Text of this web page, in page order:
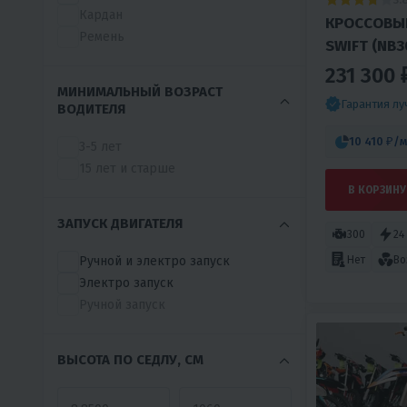
KOSHINE
KTAMOTO
LIFAN
LONCIN
MGMOTO
МИНИМАЛЬНЫЙ ВОЗРАСТ
ВОДИТЕЛЯ
ЗАПУСК ДВИГАТЕЛЯ
Ручной и электро запуск
Электро запуск
ВЫСОТА ПО СЕДЛУ, СМ
SWIFT
231 300
Гарантия
10 410 ₽ /
В КОРЗИНУ
300 24
Нет